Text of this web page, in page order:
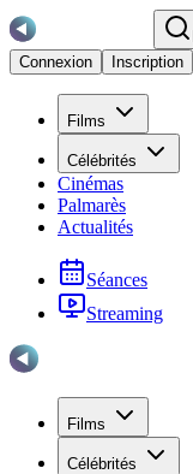
Connexion
Inscription
Films
Célébrités
Cinémas
Palmarès
Actualités
Séances
Streaming
Films
Célébrités